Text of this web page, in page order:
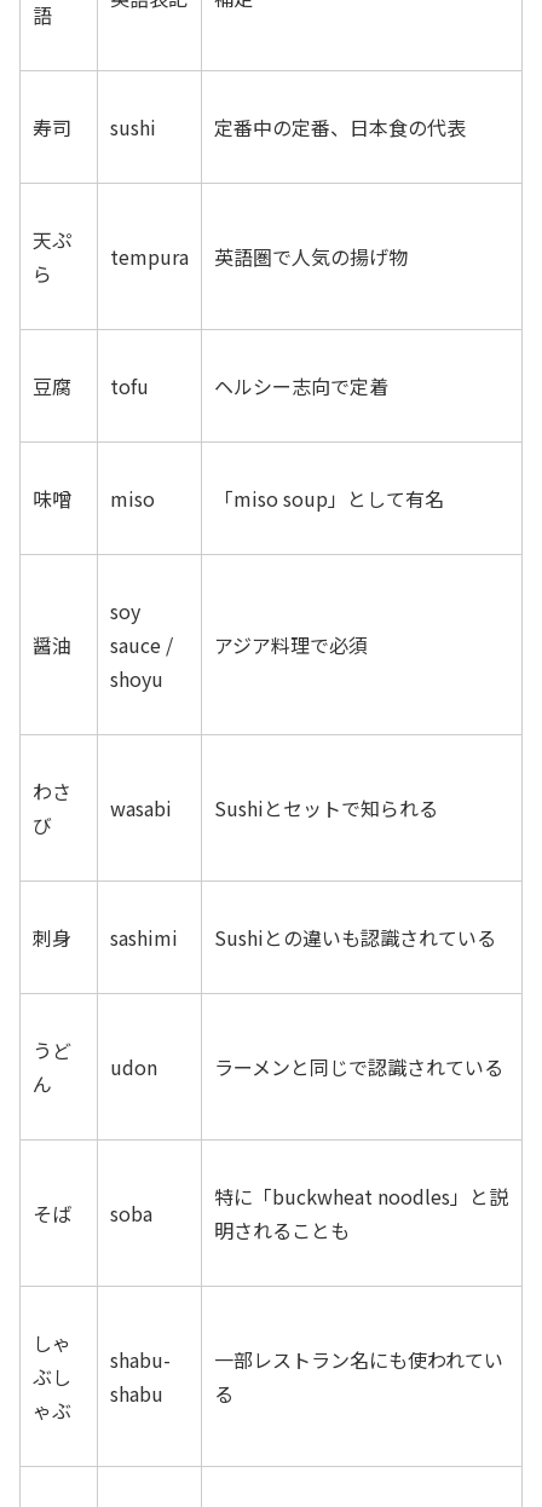
語
寿司 sushi 定番中の定番、日本食の代表
天ぷ
ら
tempura 英語圏で人気の揚げ物
豆腐 tofu ヘルシー志向で定着
味噌 miso 「miso soup」として有名
醤油
soy
sauce /
shoyu
アジア料理で必須
わさ
び
wasabi Sushiとセットで知られる
刺身 sashimi Sushiとの違いも認識されている
うど
ん
udon ラーメンと同じで認識されている
そば soba
特に「buckwheat noodles」と説
明されることも
しゃ
ぶし
ゃぶ
shabu-
shabu
一部レストラン名にも使われてい
る